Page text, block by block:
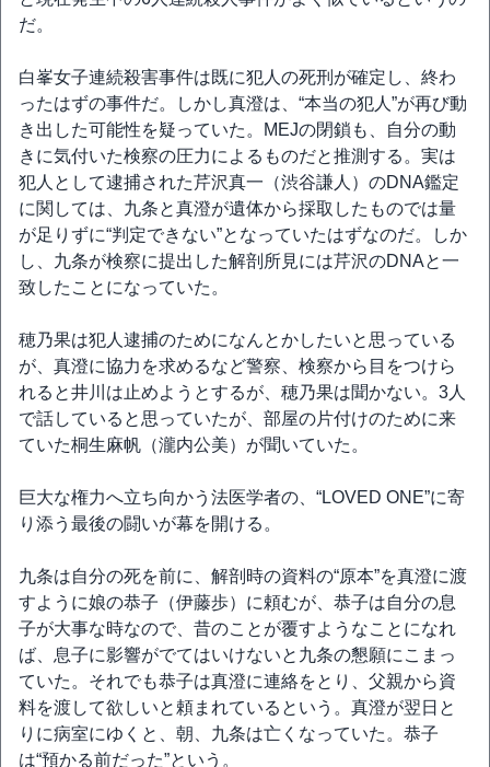
だ。
白峯女子連続殺害事件は既に犯人の死刑が確定し、終わ
ったはずの事件だ。しかし真澄は、“本当の犯人”が再び動
き出した可能性を疑っていた。MEJの閉鎖も、自分の動
きに気付いた検察の圧力によるものだと推測する。実は
犯人として逮捕された芹沢真一（渋谷謙人）のDNA鑑定
に関しては、九条と真澄が遺体から採取したものでは量
が足りずに“判定できない”となっていたはずなのだ。しか
し、九条が検察に提出した解剖所見には芹沢のDNAと一
致したことになっていた。
穂乃果は犯人逮捕のためになんとかしたいと思っている
が、真澄に協力を求めるなど警察、検察から目をつけら
れると井川は止めようとするが、穂乃果は聞かない。3人
で話していると思っていたが、部屋の片付けのために来
ていた桐生麻帆（瀧内公美）が聞いていた。
巨大な権力へ立ち向かう法医学者の、“LOVED ONE”に寄
り添う最後の闘いが幕を開ける。
九条は自分の死を前に、解剖時の資料の“原本”を真澄に渡
すように娘の恭子（伊藤歩）に頼むが、恭子は自分の息
子が大事な時なので、昔のことが覆すようなことになれ
ば、息子に影響がでてはいけないと九条の懇願にこまっ
ていた。それでも恭子は真澄に連絡をとり、父親から資
料を渡して欲しいと頼まれているという。真澄が翌日と
りに病室にゆくと、朝、九条は亡くなっていた。恭子
は“預かる前だった”という。